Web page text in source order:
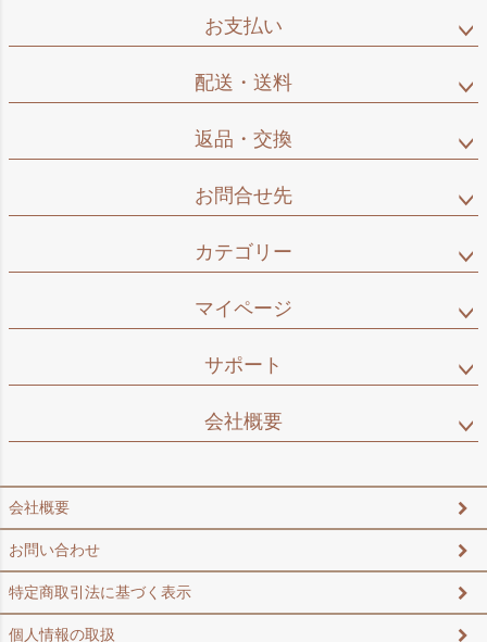
ップ
お支払い
配送・送料
返品・交換
お問合せ先
カテゴリー
マイページ
サポート
会社概要
会社概要
お問い合わせ
特定商取引法に基づく表示
個人情報の取扱